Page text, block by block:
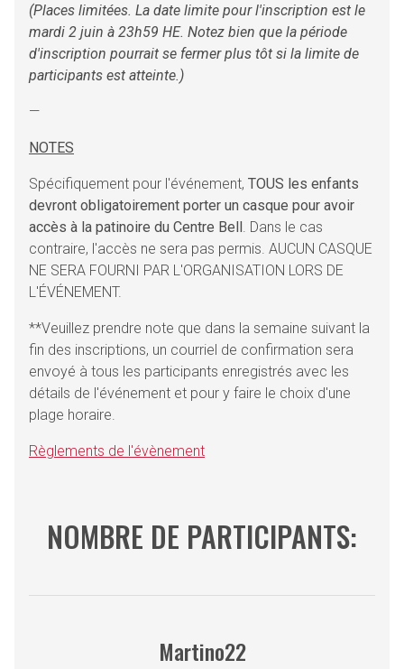
(Places limitées. La date limite pour l'inscription est le
mardi 2 juin à 23h59 HE. Notez bien que la période
d'inscription pourrait se fermer plus tôt si la limite de
participants est atteinte.)
—
NOTES
Spécifiquement pour l'événement, TOUS les enfants
devront obligatoirement porter un casque pour avoir
accès à la patinoire du Centre Bell . Dans le cas
contraire, l'accès ne sera pas permis. AUCUN CASQUE
NE SERA FOURNI PAR L'ORGANISATION LORS DE
L'ÉVÉNEMENT.
**Veuillez prendre note que dans la semaine suivant la
fin des inscriptions, un courriel de confirmation sera
envoyé à tous les participants enregistrés avec les
détails de l'événement et pour y faire le choix d'une
plage horaire.
Règlements de l'évènement
NOMBRE DE PARTICIPANTS:
Martino22